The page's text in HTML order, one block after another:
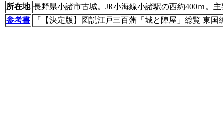
所在地 長野県小諸市古城。JR小海線小諸駅の西約400ｍ。
参考書
『【決定版】図説江戸三百藩「城と陣屋」総覧 東国